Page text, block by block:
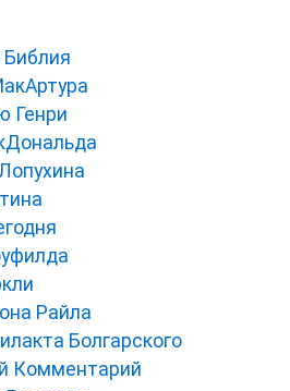
Генри
Райла
Болгарского
Комментарий